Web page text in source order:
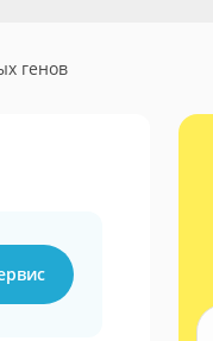
генов